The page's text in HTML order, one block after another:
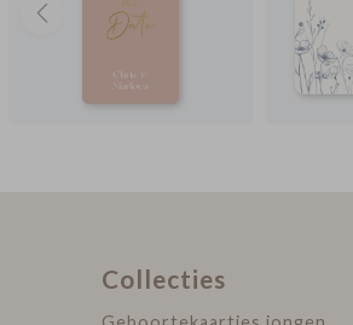
Collecties